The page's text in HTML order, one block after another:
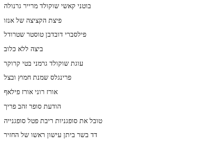
בוטני קאשי שוקולד מרייר גרנולה
פיצת הקציצה של אנזו
פילסברי דובדבן טוסטר שטרודל
ביצה ללא כלוב
עוגת שוקולד גרמני בטי קרוקר
פרינגלס שמנת חמוץ ובצל
אורז רוני אורז פילאף
הודעת סופר זהב פריך
טובל את סופגניות ריבת פטל סופגנייה
דד בשר ביתן עישון ראשו של החזיר